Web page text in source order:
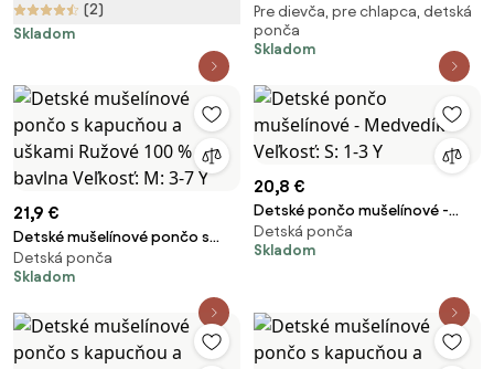
(2)
Skladom
béžové s kapucňou a uškami |
100 % bavlna Veľkosť: M: 3-7 Y
Pre dievča, pre chlapca, detská
ponča
Skladom
21,9 €
Detské mušelínové pončo s
kapucňou a uškami Ružové 100
% bavlna Veľkosť: M: 3-7 Y
Detská ponča
Skladom
20,8 €
Detské pončo mušelínové -
Detská ponča
Skladom